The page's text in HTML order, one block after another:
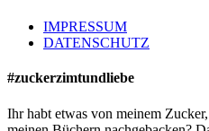
IMPRESSUM
DATENSCHUTZ
#zuckerzimtundliebe
Ihr habt etwas von meinem